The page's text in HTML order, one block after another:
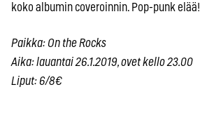
koko albumin coveroinnin. Pop-punk elää!
Paikka: On the Rocks
Aika: lauantai 26.1.2019, ovet kello 23.00
Liput: 6/8€